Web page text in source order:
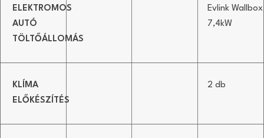
ELEKTROMOS
AUTÓ
TÖLTŐÁLLOMÁS
Evlink Wallbox
7,4kW
KLÍMA
ELŐKÉSZÍTÉS
2 db